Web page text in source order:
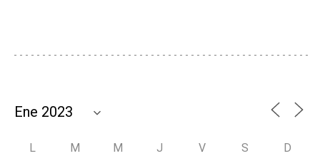
L M M J V S D